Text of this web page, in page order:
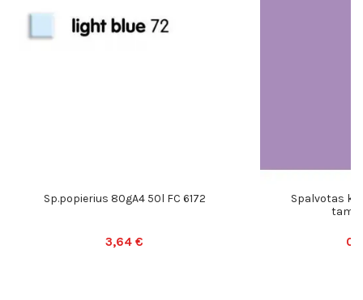
Sp.popierius 80gA4 50l FC 6172
3,64 €
Spalvotas